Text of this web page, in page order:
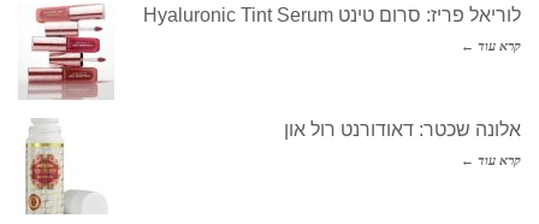
לוריאל פריז: סרום טינט Hyaluronic Tint Serum
קרא עוד ←
אלונה שכטר: דאודורנט רול און
קרא עוד ←